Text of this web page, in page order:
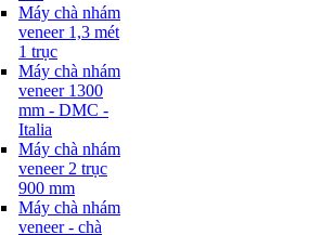
Máy chà nhám
veneer 1,3 mét
1 trục
Máy chà nhám
veneer 1300
mm - DMC -
Italia
Máy chà nhám
veneer 2 trục
900 mm
Máy chà nhám
veneer - chà